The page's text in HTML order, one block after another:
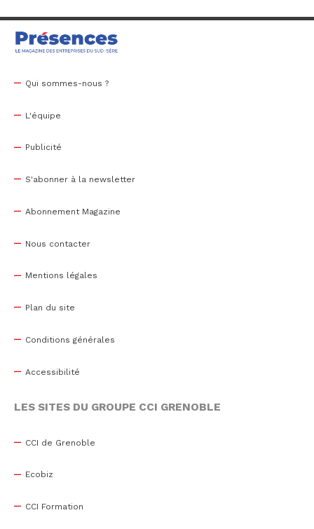
Qui sommes-nous ?
L'équipe
Publicité
S'abonner à la newsletter
Abonnement Magazine
Nous contacter
Mentions légales
Plan du site
Conditions générales
Accessibilité
LES SITES DU GROUPE CCI GRENOBLE
CCI de Grenoble
Ecobiz
CCI Formation